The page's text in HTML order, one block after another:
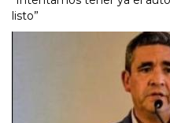
listo”